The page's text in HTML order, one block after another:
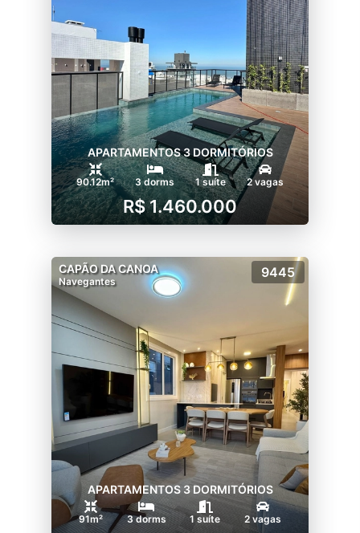
APARTAMENTOS 3 DORMITÓRIOS
90.12m² 3 dorms 1 suíte 2 vagas
R$ 1.460.000
CAPÃO DA CANOA
Navegantes
9445
APARTAMENTOS 3 DORMITÓRIOS
91m² 3 dorms 1 suíte 2 vagas